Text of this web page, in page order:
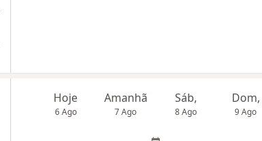
Hoje
6 Ago
Amanhã
7 Ago
Sáb,
8 Ago
Dom,
9 Ago